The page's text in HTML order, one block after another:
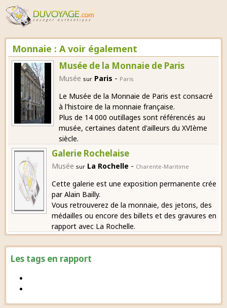
Les tags en rapport
Monnaie : A voir également
Musée de la Monnaie de Paris
Musée sur Paris - Paris
Le Musée de la Monnaie de Paris est consacré
à l'histoire de la monnaie française.
Plus de 14 000 outillages sont référencés au
musée, certaines datent d'ailleurs du XVIème
siècle.
Galerie Rochelaise
Musée sur La Rochelle - Charente-Maritime
Cette galerie est une exposition permanente crée
par Alain Bailly.
Vous retrouverez de la monnaie, des jetons, des
médailles ou encore des billets et des gravures en
rapport avec La Rochelle.